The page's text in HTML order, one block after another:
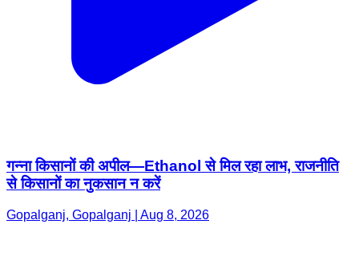
गन्ना किसानों की अपील—Ethanol से मिल रहा लाभ, राजनीति
से किसानों का नुकसान न करें
Gopalganj, Gopalganj | Aug 8, 2026